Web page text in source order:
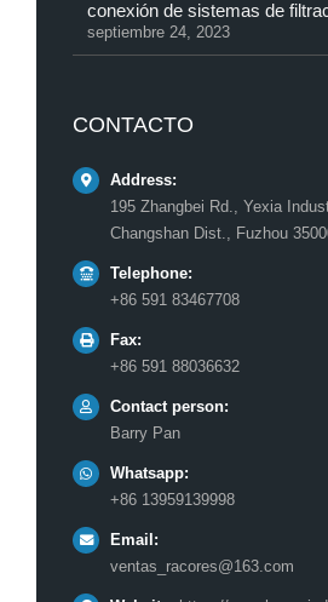
conexión de sistemas de
septiembre 24, 2023
CONTACTO
Address:
195 Zhangbei Rd., Yexia
Changshan Dist., Fuzhou
Telephone:
+86 591 83467708
Fax:
+86 591 88036632
Contact person:
Barry Pan
Whatsapp:
+86 13959139998
Email:
ventas_racores@163.com